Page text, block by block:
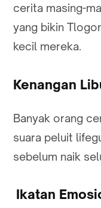
cerita masing-
yang bikin
kecil mereka.
Kenangan
Banyak orang
suara peluit
sebelum naik
Ikatan